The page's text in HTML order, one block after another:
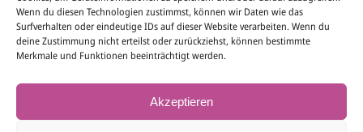
Wenn du diesen Technologien zustimmst, können wir Daten wie das
Surfverhalten oder eindeutige IDs auf dieser Website verarbeiten. Wenn du
deine Zustimmung nicht erteilst oder zurückziehst, können bestimmte
Merkmale und Funktionen beeinträchtigt werden.
Akzeptieren
Einspruchsverfahren
Eröterungsverfahren mit dem Finanzamt im Rahmen der
Außergerichtliche Rechtsbehelfsverfahren (Einspruch)